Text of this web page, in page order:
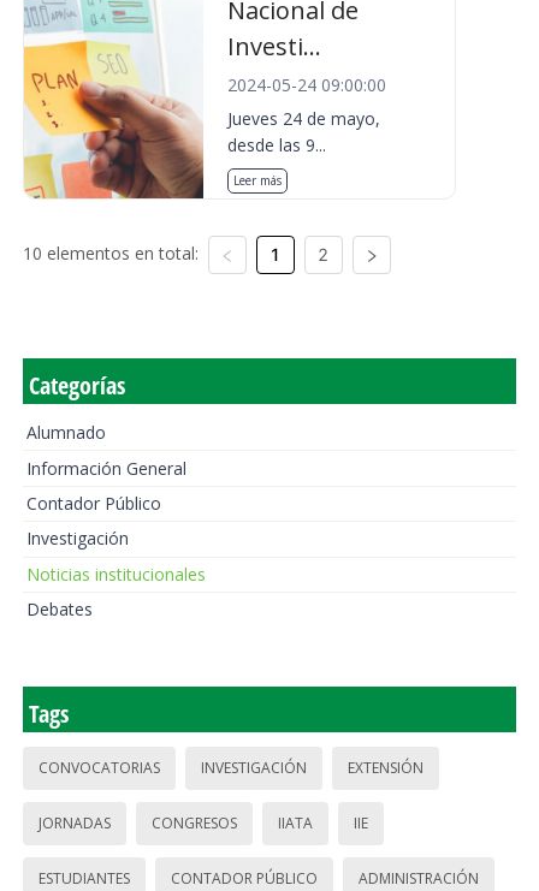
Nacional de
Investi...
2024-05-24 09:00:00
Jueves 24 de mayo,
desde las 9...
Leer más
10 elementos en total: 1 2
Categorías
Alumnado
Información General
Contador Público
Investigación
Noticias institucionales
Debates
Tags
CONVOCATORIAS INVESTIGACIÓN EXTENSIÓN
JORNADAS CONGRESOS IIATA IIE
ESTUDIANTES CONTADOR PÚBLICO ADMINISTRACIÓN